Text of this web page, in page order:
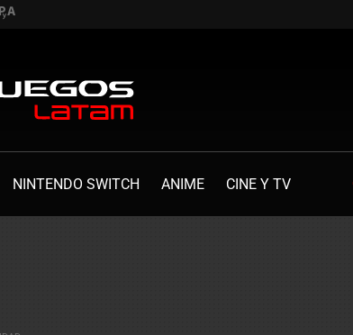
NINTENDO SWITCH ANIME CINE Y TV